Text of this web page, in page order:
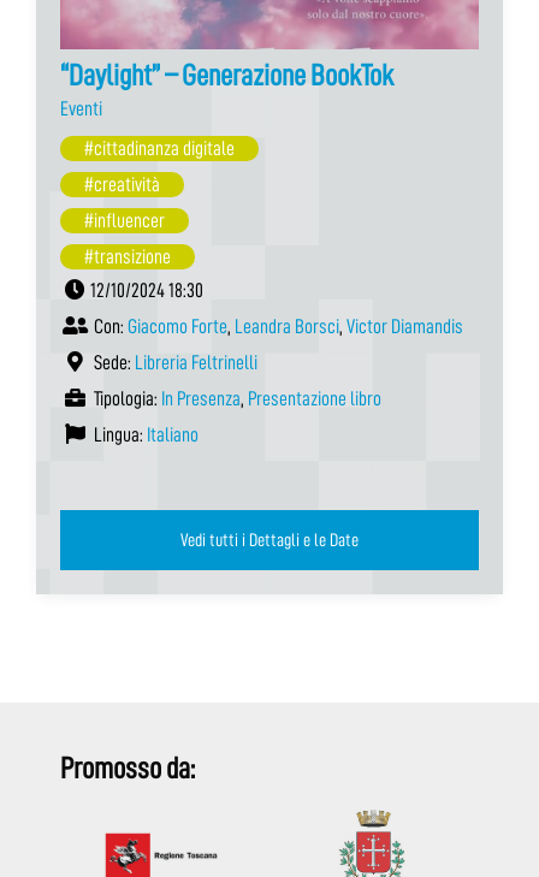
“Daylight” – Generazione BookTok
Eventi
#cittadinanza digitale
#creatività
#influencer
#transizione
12/10/2024 18:30
Con: Giacomo Forte, Leandra Borsci, Victor Diamandis
Sede: Libreria Feltrinelli
Tipologia: In Presenza, Presentazione libro
Lingua: Italiano
Vedi tutti i Dettagli e le Date
Promosso da: